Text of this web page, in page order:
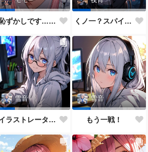
恥ずかしです…ご主人様♥ くノ一？スパイ？どっちがいいかな？
雪音
イラストレーター雪音ちゃん🎵
雪音
もう一戦！